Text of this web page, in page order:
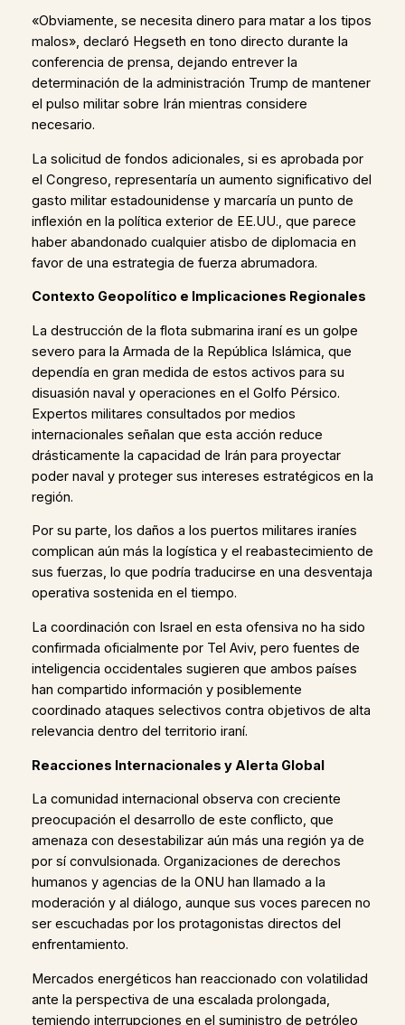
«Obviamente, se necesita dinero para matar a los tipos
malos», declaró Hegseth en tono directo durante la
conferencia de prensa, dejando entrever la
determinación de la administración Trump de mantener
el pulso militar sobre Irán mientras considere
necesario.
La solicitud de fondos adicionales, si es aprobada por
el Congreso, representaría un aumento significativo del
gasto militar estadounidense y marcaría un punto de
inflexión en la política exterior de EE.UU., que parece
haber abandonado cualquier atisbo de diplomacia en
favor de una estrategia de fuerza abrumadora.
Contexto Geopolítico e Implicaciones Regionales
La destrucción de la flota submarina iraní es un golpe
severo para la Armada de la República Islámica, que
dependía en gran medida de estos activos para su
disuasión naval y operaciones en el Golfo Pérsico.
Expertos militares consultados por medios
internacionales señalan que esta acción reduce
drásticamente la capacidad de Irán para proyectar
poder naval y proteger sus intereses estratégicos en la
región.
Por su parte, los daños a los puertos militares iraníes
complican aún más la logística y el reabastecimiento de
sus fuerzas, lo que podría traducirse en una desventaja
operativa sostenida en el tiempo.
La coordinación con Israel en esta ofensiva no ha sido
confirmada oficialmente por Tel Aviv, pero fuentes de
inteligencia occidentales sugieren que ambos países
han compartido información y posiblemente
coordinado ataques selectivos contra objetivos de alta
relevancia dentro del territorio iraní.
Reacciones Internacionales y Alerta Global
La comunidad internacional observa con creciente
preocupación el desarrollo de este conflicto, que
amenaza con desestabilizar aún más una región ya de
por sí convulsionada. Organizaciones de derechos
humanos y agencias de la ONU han llamado a la
moderación y al diálogo, aunque sus voces parecen no
ser escuchadas por los protagonistas directos del
enfrentamiento.
Mercados energéticos han reaccionado con volatilidad
ante la perspectiva de una escalada prolongada,
temiendo interrupciones en el suministro de petróleo